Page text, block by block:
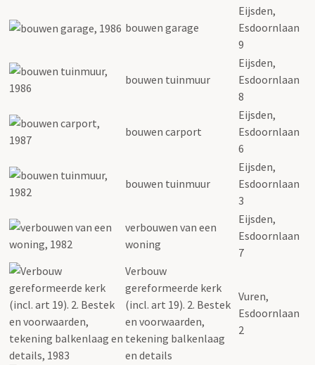
bouwen garage
Eijsden,
Esdoornlaan
9
bouwen tuinmuur
Eijsden,
Esdoornlaan
8
bouwen carport
Eijsden,
Esdoornlaan
6
bouwen tuinmuur
Eijsden,
Esdoornlaan
3
verbouwen van een
woning
Eijsden,
Esdoornlaan
7
Verbouw
gereformeerde kerk
(incl. art 19). 2. Bestek
en voorwaarden,
tekening balkenlaag
en details
Vuren,
Esdoornlaan
2